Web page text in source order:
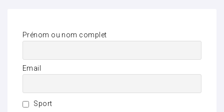
Prénom ou nom complet
Email
Sport